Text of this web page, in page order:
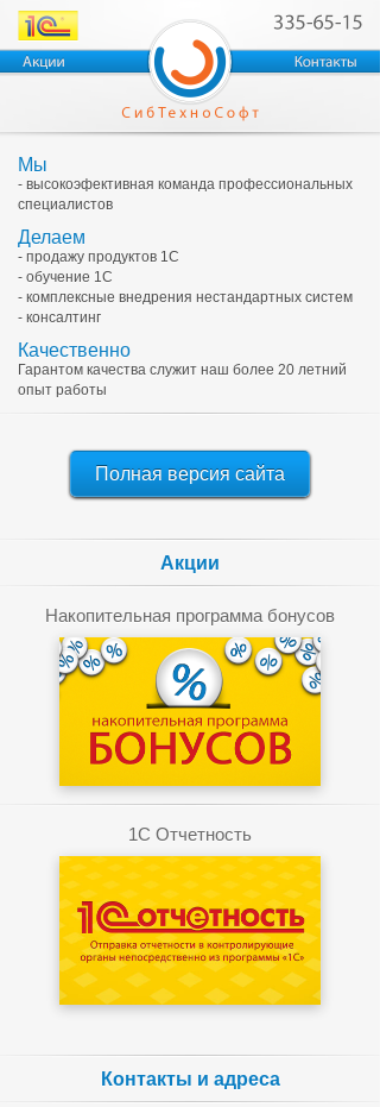
Мы
- высокоэфективная команда профессиональных
специалистов
Делаем
- продажу продуктов 1С
- обучение 1С
- комплексные внедрения нестандартных систем
- консалтинг
Качественно
Гарантом качества служит наш более 20 летний
опыт работы
Полная версия сайта
Акции
Накопительная программа бонусов
1C Отчетность
Контакты и адреса